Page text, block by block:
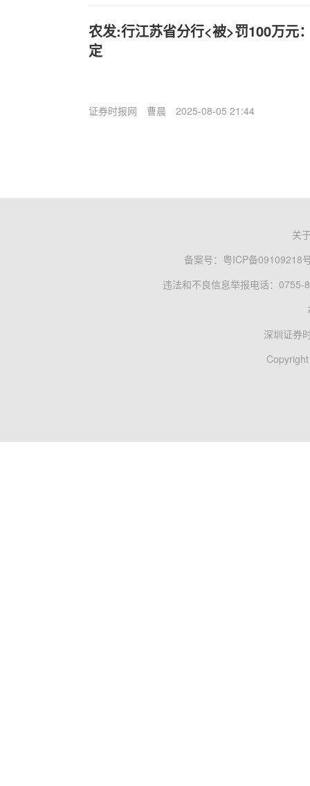
农发:行江苏省分行<被>罚100万元
定
证券时报网 曹晨 2025-08-05 21:44
关
备案号： 粤ICP备09109218
违法和不良信息举报电话：0755-
深圳证券